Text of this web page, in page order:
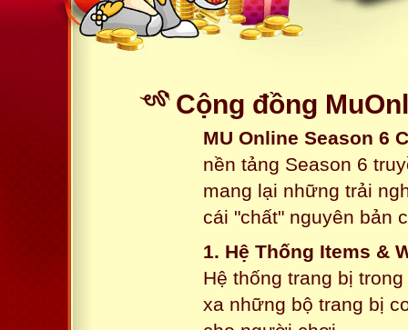
Cộng đồng
MU Online Season 6
nền tảng Season 6
mang lại những trải
cái "chất" nguyên bản
1. Hệ Thống Items &
Hệ thống trang bị
xa những bộ trang bị